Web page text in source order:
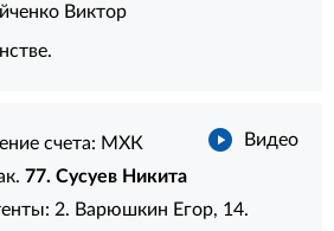
Виктор
Видео
счета: МХК
77. Сусуев Никита
2. Варюшкин Егор, 14.